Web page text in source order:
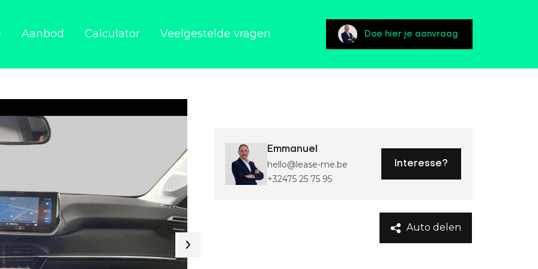
Aanbod Calculator Veelgestelde vragen Doe hier je aanvraag
Emmanuel
hello@lease-me.be
+32475 25 75 95
Interesse?
Auto delen